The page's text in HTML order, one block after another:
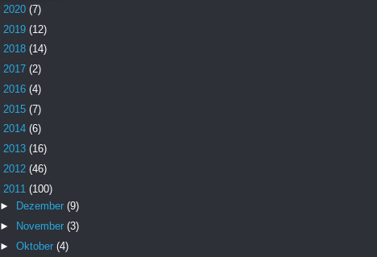
2020 (7)
2019 (12)
2018 (14)
2017 (2)
2016 (4)
2015 (7)
2014 (6)
2013 (16)
2012 (46)
2011 (100)
►
Dezember (9)
►
November (3)
► Oktober (4)